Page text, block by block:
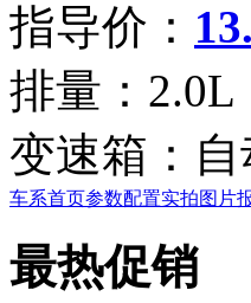
指导价：
排量： 2.0L
变速箱：
车系首页参数配置实拍图片
最热促销